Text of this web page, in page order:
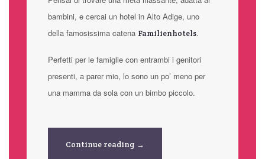
bambini, e cercai un hotel in Alto Adige, uno
della famosissima catena Familienhotels.
Perfetti per le famiglie con entrambi i genitori
presenti, a parer mio, lo sono un po’ meno per
una mamma da sola con un bimbo piccolo.
Continue reading →